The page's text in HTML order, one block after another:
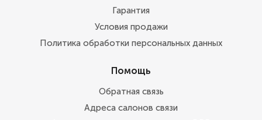
Гарантия
Условия продажи
Политика обработки персональных данных
Помощь
Обратная связь
Адреса салонов связи